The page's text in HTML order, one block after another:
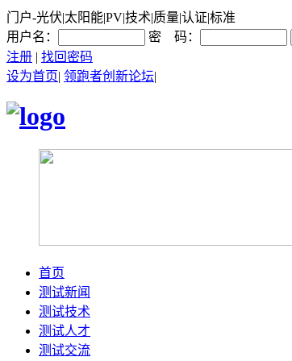
门户-光伏|太阳能|PV|技术|质量|认证|标准
用户名：
密 码：
注册 | 找回密码
设为首页| 领跑者创新论坛|
首页
测试新闻
测试技术
测试人才
测试交流